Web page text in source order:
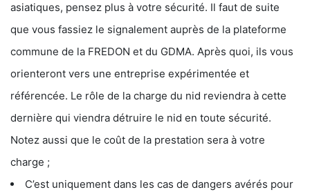
asiatiques, pensez plus à votre sécurité. Il faut de suite
que vous fassiez le signalement auprès de la plateforme
commune de la FREDON et du GDMA. Après quoi, ils vous
orienteront vers une entreprise expérimentée et
référencée. Le rôle de la charge du nid reviendra à cette
dernière qui viendra détruire le nid en toute sécurité.
Notez aussi que le coût de la prestation sera à votre
charge ;
C’est uniquement dans les cas de dangers avérés pour